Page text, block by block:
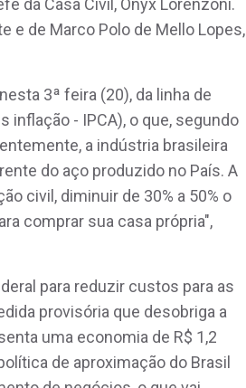
da Casa Civil, Onyx Lorenzoni.
e de Marco Polo de Mello Lopes,
3ª feira (20), da linha de
inflação - IPCA), o que, segundo
a indústria brasileira
do aço produzido no País. A
civil, diminuir de 30% a 50% o
comprar sua casa própria",
para reduzir custos para as
provisória que desobriga a
uma economia de R$ 1,2
de aproximação do Brasil